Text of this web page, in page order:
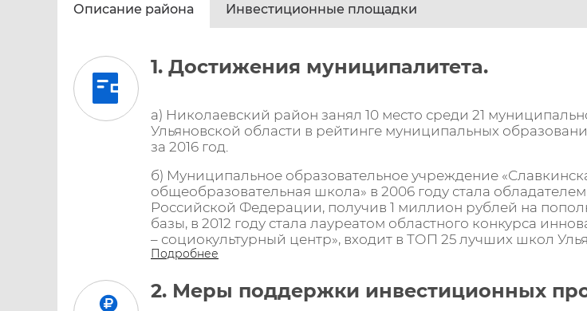
Описание района Инвестиционные площадки
1. Достижения муниципалитета.
а) Николаевский район занял 10 место среди 21
Ульяновской области в рейтинге муниципальных
за 2016 год.
б) Муниципальное образовательное учреждение
общеобразовательная школа» в 2006 году стала
Российской Федерации, получив 1 миллион рублей на
базы, в 2012 году стала лауреатом областного конкурса
– социокультурный центр», входит в ТОП 25 лучших школ
Подробнее
2. Меры поддержки инвестиционных